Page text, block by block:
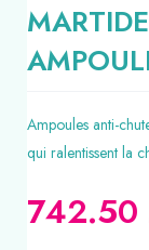
Ampoules anti-
qui ralentissent la
742.50